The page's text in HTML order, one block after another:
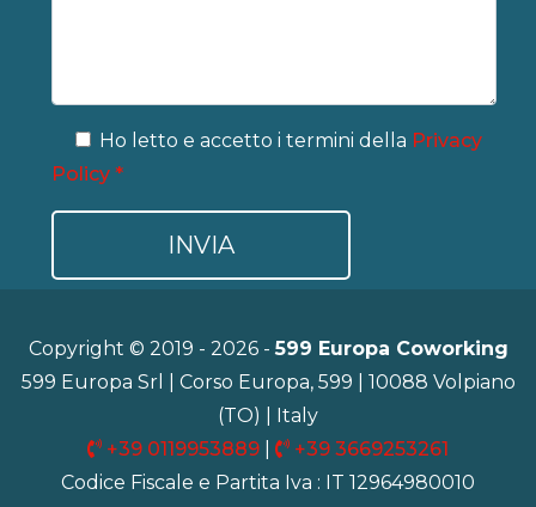
Ho letto e accetto i termini della Privacy
Policy *
Copyright © 2019 - 2026 -599 Europa Coworking
599 Europa Srl | Corso Europa, 599 | 10088 Volpiano
(TO) | Italy
+39 0119953889
+39 3669253261
Codice Fiscale e Partita Iva : IT 12964980010